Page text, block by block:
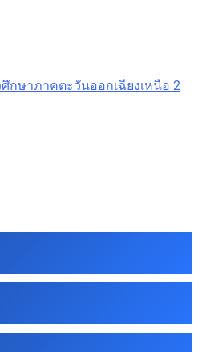
กษาภาคตะวันออกเฉียงเหนือ 2